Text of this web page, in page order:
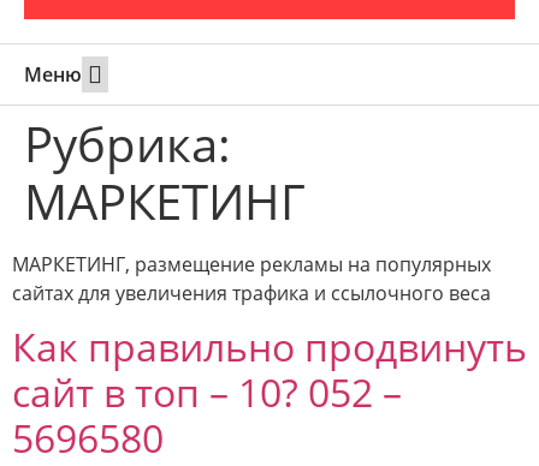
Меню
Рубрика:
МАРКЕТИНГ
МАРКЕТИНГ, размещение рекламы на популярных
сайтах для увеличения трафика и ссылочного веса
Как правильно продвинуть
сайт в топ – 10? 052 –
5696580